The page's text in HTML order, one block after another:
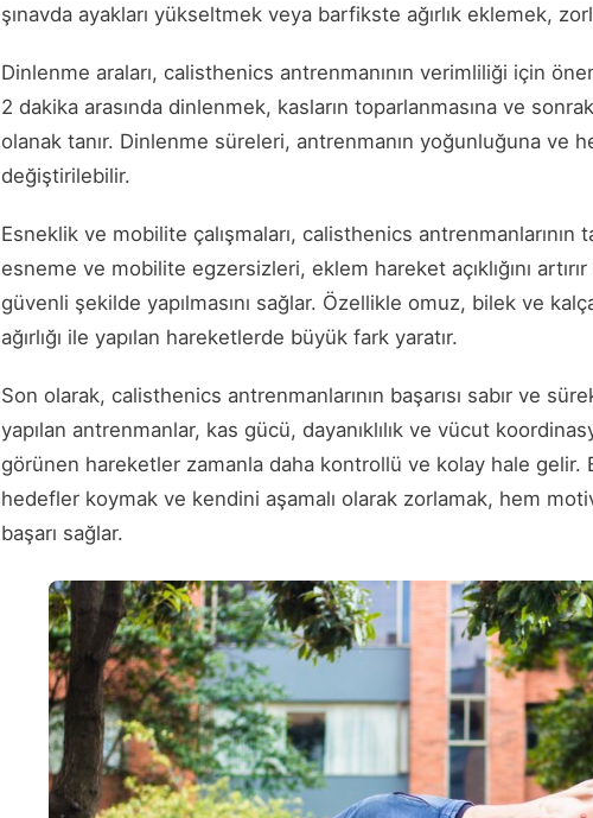
şınavda ayakları yükseltmek veya barfikste ağırlık eklemek,
Dinlenme araları, calisthenics antrenmanının verimliliği için
2 dakika arasında dinlenmek, kasların toparlanmasına ve
olanak tanır. Dinlenme süreleri, antrenmanın yoğunluğuna ve
değiştirilebilir.
Esneklik ve mobilite çalışmaları, calisthenics antrenmanlarının
esneme ve mobilite egzersizleri, eklem hareket açıklığını
güvenli şekilde yapılmasını sağlar. Özellikle omuz, bilek ve
ağırlığı ile yapılan hareketlerde büyük fark yaratır.
Son olarak, calisthenics antrenmanlarının başarısı sabır ve
yapılan antrenmanlar, kas gücü, dayanıklılık ve vücut
görünen hareketler zamanla daha kontrollü ve kolay hale
hedefler koymak ve kendini aşamalı olarak zorlamak, hem
başarı sağlar.